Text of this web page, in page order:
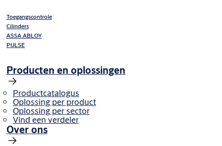
Toegangscontrole
Cilinders
ASSA ABLOY
PULSE
Producten en oplossingen
Productcatalogus
Oplossing per product
Oplossing per sector
Vind een verdeler
Over ons